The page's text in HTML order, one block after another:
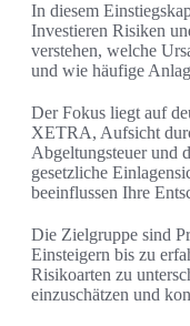
In diesem
Investieren Risiken
verstehen, welche
und wie häufige
Der Fokus liegt auf
XETRA, Aufsicht
Abgeltungsteuer und
gesetzliche
beeinflussen Ihre
Die Zielgruppe sind
Einsteigern bis zu
Risikoarten zu
einzuschätzen und